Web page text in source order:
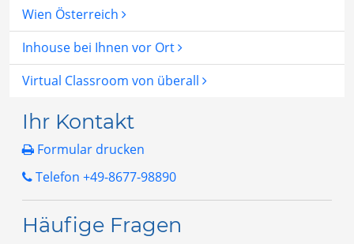
Wien Österreich
Inhouse bei Ihnen vor Ort
Virtual Classroom von überall
Ihr Kontakt
Formular drucken
Telefon +49-8677-98890
Häufige Fragen